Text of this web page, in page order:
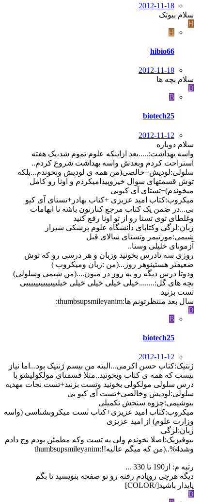
2012-11-18
سلام بیوتک
H
H
hibio66
2012-11-18
سلام بچه ها
B
B
biotech25
2012-11-12
سلام دوباره
واسه بهداشت:.....بعد ازاینکه علوم تموم شد،یک هفته
استراحت کردم وبعدش واسه بهداشت شروع کردم..
سلولی:لودیش+خالصی(من همه ی لودیش ونخوندم...بلکه
توش قسمتهای سوال خیزوپیدامیکردم و اونا رو کامل
میخوندم)+تستای آی کیوبی
میکروب:کتاب امید عزیزی +کتاب بهادر+تستای آی کیو
بی...در ضمن یک کتاب مرجع کنارتون باشه تا ابهامات
وغلطای توی تستا رو از تو اونا رفع کنید
زبان:لزگی وکتابای دانشگاه علوم پزشکی شیراز
شیمی:مورتیمر وتستای سالای قبل
آزمونای خلیلی وسنا..
روزی سه تادرس بخونید وزبان و هر درسی رو که توش
ضعیفتر هستینوهر روز...(من :زبان ومیکروب )
ودوتا درس دیگه رو یه روز در میون....(من شیمی وسلولی)
بچه های گل:........خیلی خیلی خیلی خیلی خیلیییییییییییییی
تست بزنید
سال بعد منتظرتونم ها:thumbsupsmileyanim:
B
B
biotech25
2012-11-12
ژنتیک:کتاب حسن اکرمی...البته من بیسم ژنتیک بود...اما نیاز
نیست که همه ی کتاب وبخونید..مثلا قسمتای مولکولیشو با
درس سلولی مولکولی بخونید وتست بزنید+تست نجات مهدیه
سلولی:لودیش وخالصی+تست آی کیو بی
بیوشیمی:جزوه سنجش تکمیلی
میکروب:کتاب امید عزیزی+کتاب تست میکروبشناسی (واسه
وزارت علوم) از امید عزیزی
زبان:لزگی
بیوفیزیک:اصلا نخوندم ولی یه تست وکه مطمئن بودم وج دادم
وشد4%..(من که میگم عالیه!!:thumbsupsmileyanim
رتبه م: از190 تا 330 ...
دیگه هرچی رویادم رفته رو تو صفحه بنویسید تا بگم
پایدار باشید[/COLOR]
B